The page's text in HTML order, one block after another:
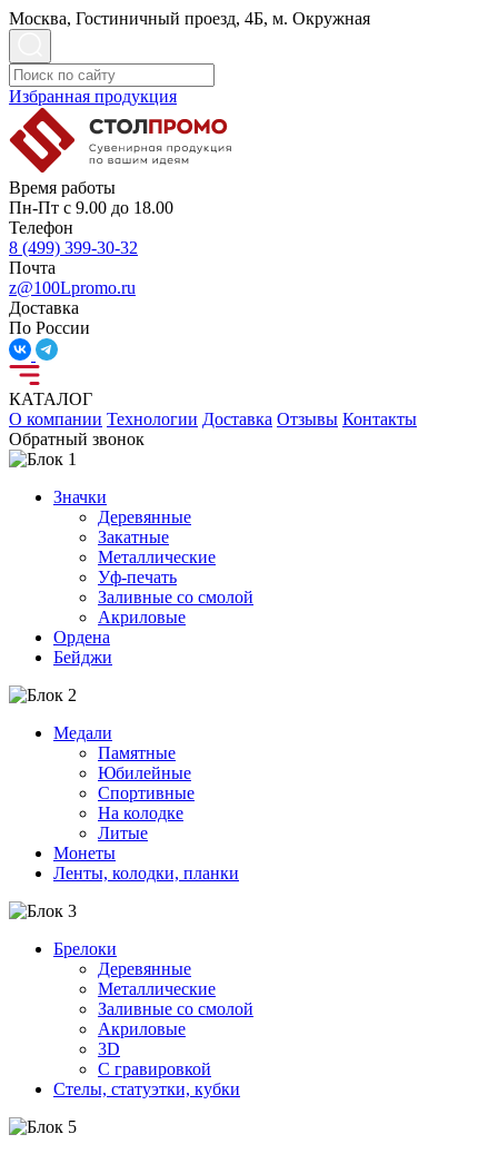
Москва, Гостиничный проезд, 4Б, м. Окружная
Избранная продукция
Время работы
Пн-Пт с 9.00 до 18.00
Телефон
8 (499) 399-30-32
Почта
z@100Lpromo.ru
Доставка
По России
КАТАЛОГ
О компании Технологии Доставка Отзывы Контакты
Обратный звонок
Значки
Деревянные
Закатные
Металлические
Уф-печать
Заливные со смолой
Акриловые
Ордена
Бейджи
Медали
Памятные
Юбилейные
Спортивные
На колодке
Литые
Монеты
Ленты, колодки, планки
Брелоки
Деревянные
Металлические
Заливные со смолой
Акриловые
3D
C гравировкой
Стелы, статуэтки, кубки